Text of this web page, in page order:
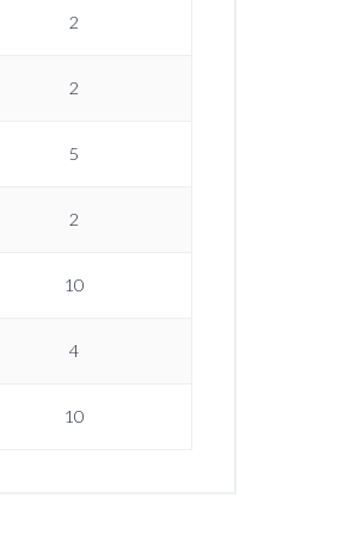
2
2
5
2
10
4
10